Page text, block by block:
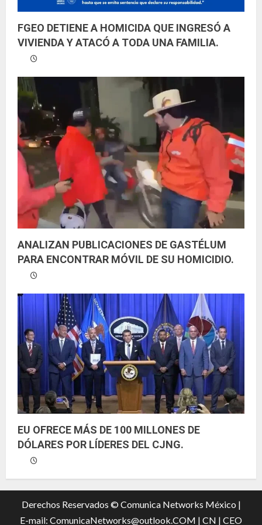
FGEO DETIENE A HOMICIDA QUE INGRESÓ A
VIVIENDA Y ATACÓ A TODA UNA FAMILIA.
ANALIZAN PUBLICACIONES DE GASTÉLUM
PARA ENCONTRAR MÓVIL DE SU HOMICIDIO.
EU OFRECE MÁS DE 100 MILLONES DE
DÓLARES POR LÍDERES DEL CJNG.
Derechos Reservados © Comunica Networks México |
E-mail: ComunicaNetworks@outlook.COM | CN | CEO